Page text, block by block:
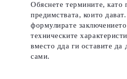
Обяснете термините, като
предимствата, които дават.
формулирате
техническите
вместо дда ги оставите да
сами.